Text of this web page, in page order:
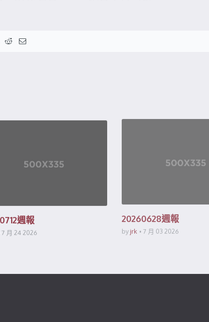
週報
7 月 24 2026
20260628週報
byjrk 7 月 03 2026